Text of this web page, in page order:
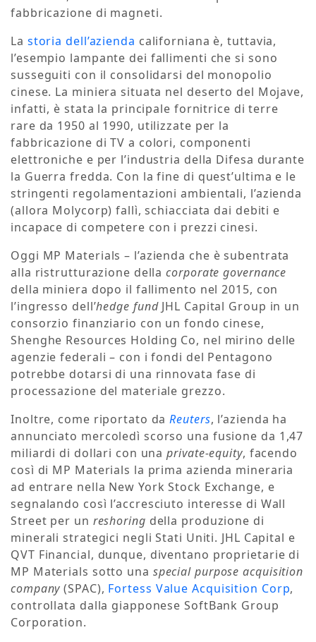
fabbricazione di magneti.
La storia dell’azienda californiana è, tuttavia,
l’esempio lampante dei fallimenti che si sono
susseguiti con il consolidarsi del monopolio
cinese. La miniera situata nel deserto del Mojave,
infatti, è stata la principale fornitrice di terre
rare da 1950 al 1990, utilizzate per la
fabbricazione di TV a colori, componenti
elettroniche e per l’industria della Difesa durante
la Guerra fredda. Con la fine di quest’ultima e le
stringenti regolamentazioni ambientali, l’azienda
(allora Molycorp) fallì, schiacciata dai debiti e
incapace di competere con i prezzi cinesi.
Oggi MP Materials – l’azienda che è subentrata
alla ristrutturazione dellacorporate governance
della miniera dopo il fallimento nel 2015, con
l’ingresso dell’hedge fund JHL Capital Group in un
consorzio finanziario con un fondo cinese,
Shenghe Resources Holding Co, nel mirino delle
agenzie federali – con i fondi del Pentagono
potrebbe dotarsi di una rinnovata fase di
processazione del materiale grezzo.
Inoltre, come riportato daReuters, l’azienda ha
annunciato mercoledì scorso una fusione da 1,47
miliardi di dollari con unaprivate-equity, facendo
così di MP Materials la prima azienda mineraria
ad entrare nella New York Stock Exchange, e
segnalando così l’accresciuto interesse di Wall
Street per un reshoring della produzione di
minerali strategici negli Stati Uniti. JHL Capital e
QVT Financial, dunque, diventano proprietarie di
MP Materials sotto una special purpose acquisition
company(SPAC), Fortess Value Acquisition Corp,
controllata dalla giapponese SoftBank Group
Corporation.